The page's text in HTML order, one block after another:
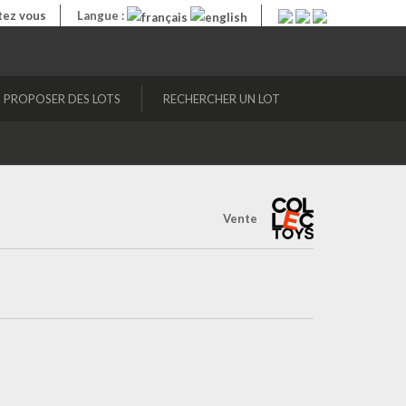
vous Langue :
PROPOSER DES LOTS RECHERCHER UN LOT
Vente